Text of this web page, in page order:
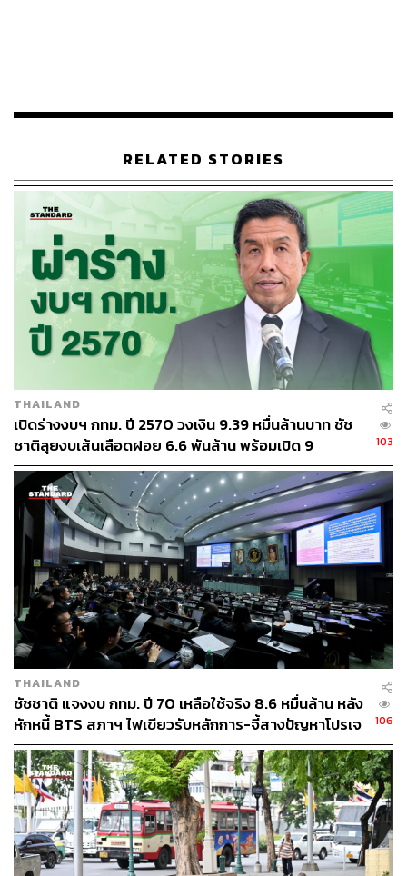
ด้านพงษ์ศักดิ์กล่าวว่า กทม. ถือเป็นสมาชิกในฐานะผู้ก่อตั้ง
ส.ท.ท. ตั้งแต่ในสมัยผู้ว่าท่านแรก ที่เดิมมีการใช้ตำแหน่งว่า
นายกเทศมนตรี กทม. ปัจจุบัน กทม. ก็ยังเป็นสมาชิกอยู่ การ
มาหารือวันนี้ ประเด็นแรกเป็นการมาแสดงความยินดีกับชัช
ชาติในการรับตำแหน่งผู้ว่าฯ กทม. คนใหม่ ส่วนประเด็นที่จะ
หารือในวันนี้ เป็นเรื่องการบริหารงานขององค์กรปกครอง
ส่วนท้องถิ่น ที่ประกอบด้วย กทม., เมืองพัทยา, เทศบาล,
องค์การบริหารส่วนจังหวัด (อบจ.) และองค์การบริหารส่วน
ตำบล (อบต.) สิ่งสำคัญขององค์กรปกครองส่วนท้องถิ่นเหล่า
นี้คือ ความใกล้ชิดประชาชน และรับรู้ปัญหาความเดือดร้อน
ของประชาชน
สิ่งหนึ่งที่องค์กรปกครองส่วนท้องถิ่นมีปัญหาคล้ายกัน คือ
เรื่องการกระจายอำนาจ โดยเฉพาะปัญหาเรื่องการเงินการ
คลัง อย่างเรื่องการจัดเก็บภาษีที่ดินและสิ่งปลูกสร้าง
เนื่องจากรัฐบาลลดการจัดเก็บภาษีเหลือร้อยละ 10 ส.ท.ท.
เชื่อว่าถ้าประชาชนในพื้นที่มีความสุข มั่นคง มีคุณภาพชีวิต
ที่ดี เมื่อต่อจิ๊กซอว์แต่ละท้องที่เป็นภาพใหญ่ ประเทศจะมี
ความมั่นคงต่อไป และการมาวันนี้ในฐานะตำแหน่งนายก
เทศมนตรีนครยะลา อยากมาแสดงจุดยืนการเป็นเมือง
เฟรนด์ชิพซิตี้ การเป็นมิตรต่อกันระหว่าง กทม. และยะลา
พงษ์ศักดิ์ยังได้กล่าวถึงในประเด็น พ.ร.บ.ถอดถอนผู้บริหาร
ท้องถิ่นว่า พ.ร.บ.ถอดถอนนี้ยังต้องมี 3 เรื่องที่ต้องหารือ เรื่อง
แรก ความลักลั่นในการใช้กฎหมาย เพราะบังคับใช้เฉพาะผู้
บริหารสมาชิกองค์กรส่วนปกครองท้องถิ่น แต่ผู้บริหารระดับ
ยื่นถอดถอนได้ภายใน 6 เดือน หลังเลือกตั้งประชาชนมีสิทธิ
ยื่นถอดถอนด้วยจำนวนผู้ยื่นร้อยละ 10 จากผู้มีสิทธิเลือกตั้ง
ทั้งหมด และถ้ายื่นถอดถอนแล้วผลการตรวจสอบว่าไม่มี
ความผิด ก็สามารถยื่นถอดถอนได้ใหม่ ทั้งที่ความเป็นจริงถ้า
สอบสวนว่าไม่ผิด ควรต้องจบเรื่อง
RELATED STORIES
THAILAND
เปิดร่างงบฯ กทม. ปี 2570 วงเงิน 9.39 หมื่นล้านบาท ชัช
ชาติลุยงบเส้นเลือดฝอย 6.6 พันล้าน พร้อมเปิด 9
ยุทธศาสตร์พัฒนาเมือง
103
THAILAND
ชัชชาติ แจงงบ กทม. ปี 70 เหลือใช้จริง 8.6 หมื่นล้าน หลัง
หักหนี้ BTS สภาฯ ไฟเขียวรับหลักการ-จี้สางปัญหาโปรเจ
กต์ล่าช้า
106